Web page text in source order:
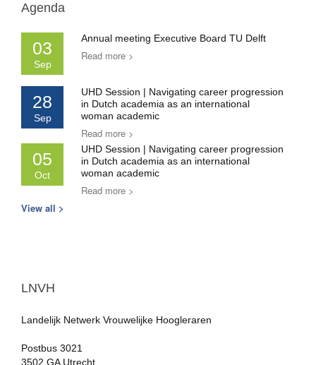
Agenda
03
Sep
Annual meeting Executive Board TU Delft
Read more >
28
Sep
UHD Session | Navigating career progression
in Dutch academia as an international
woman academic
Read more >
05
Oct
UHD Session | Navigating career progression
in Dutch academia as an international
woman academic
Read more >
View all >
LNVH
Landelijk Netwerk Vrouwelijke Hoogleraren
Postbus 3021
3502 GA Utrecht